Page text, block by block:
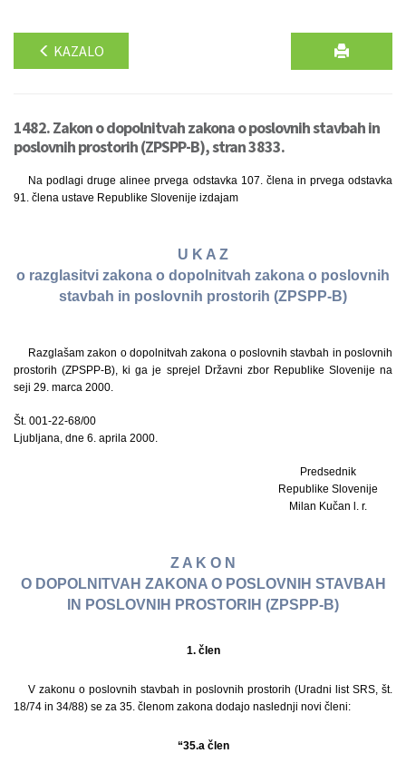
KAZALO
1482. Zakon o dopolnitvah zakona o poslovnih stavbah in
poslovnih prostorih (ZPSPP-B), stran 3833.
Na podlagi druge alinee prvega odstavka 107. člena in prvega odstavka
91. člena ustave Republike Slovenije izdajam
U K A Z
o razglasitvi zakona o dopolnitvah zakona o poslovnih
stavbah in poslovnih prostorih (ZPSPP-B)
Razglašam zakon o dopolnitvah zakona o poslovnih stavbah in poslovnih
prostorih (ZPSPP-B), ki ga je sprejel Državni zbor Republike Slovenije na
seji 29. marca 2000.
Št. 001-22-68/00
Ljubljana, dne 6. aprila 2000.
Predsednik
Republike Slovenije
Milan Kučan l. r.
Z A K O N
O DOPOLNITVAH ZAKONA O POSLOVNIH STAVBAH
IN POSLOVNIH PROSTORIH (ZPSPP-B)
1. člen
V zakonu o poslovnih stavbah in poslovnih prostorih (Uradni list SRS, št.
18/74 in 34/88) se za 35. členom zakona dodajo naslednji novi členi:
“35.a člen